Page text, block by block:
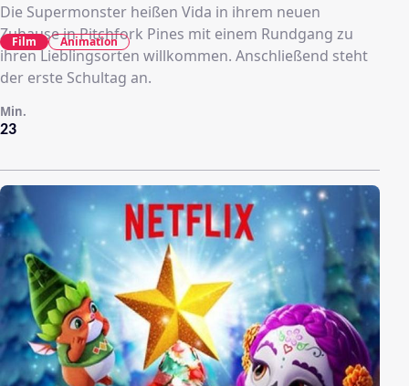
Die Supermonster heißen Vida in ihrem neuen
Zuhause in Pitchfork Pines mit einem Rundgang zu
ihren Lieblingsorten willkommen. Anschließend steht
der erste Schultag an.
23
Min.
Film Animation